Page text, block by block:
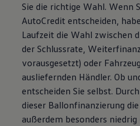
Sie die richtige Wahl. Wenn
AutoCredit entscheiden,
Laufzeit die Wahl zwischen
der Schlussrate,
vorausgesetzt) oder
ausliefernden Händler. Ob
entscheiden Sie selbst.
dieser Ballonfinanzierung
außerdem besonders